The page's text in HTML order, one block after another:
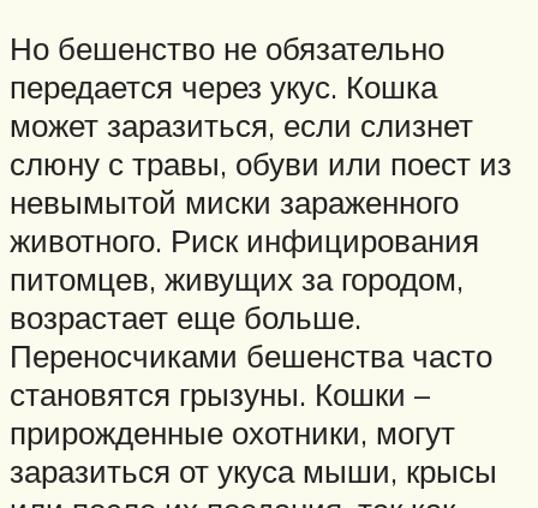
Но бешенство не обязательно
передается через укус. Кошка
может заразиться, если слизнет
слюну с травы, обуви или поест из
невымытой миски зараженного
животного. Риск инфицирования
питомцев, живущих за городом,
возрастает еще больше.
Переносчиками бешенства часто
становятся грызуны. Кошки –
прирожденные охотники, могут
заразиться от укуса мыши, крысы